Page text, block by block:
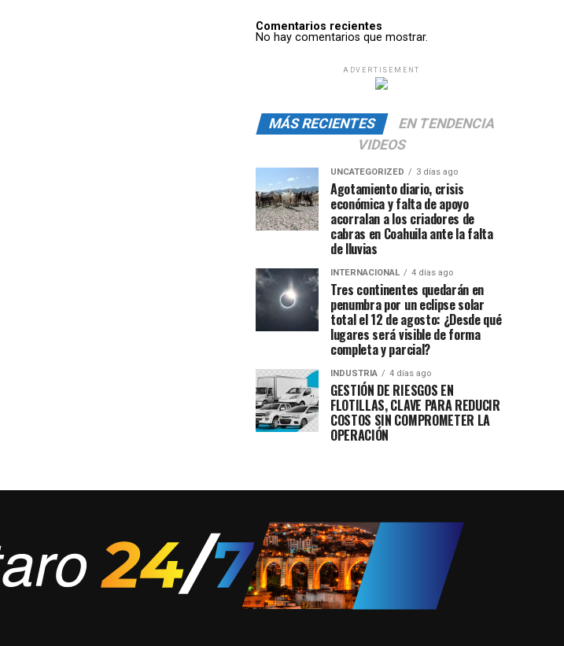
Comentarios recientes
No hay comentarios que mostrar.
ADVERTISEMENT
MÁS RECIENTES
EN TENDENCIA
VIDEOS
UNCATEGORIZED 3 días ago
Agotamiento diario, crisis
económica y falta de apoyo
acorralan a los criadores de
cabras en Coahuila ante la falta
de lluvias
INTERNACIONAL 4 días ago
Tres continentes quedarán en
penumbra por un eclipse solar
total el 12 de agosto: ¿Desde qué
lugares será visible de forma
completa y parcial?
INDUSTRIA 4 días ago
GESTIÓN DE RIESGOS EN
FLOTILLAS, CLAVE PARA REDUCIR
COSTOS SIN COMPROMETER LA
OPERACIÓN